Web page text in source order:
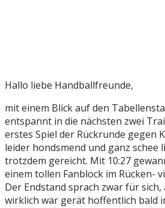
Hallo liebe Handballfreunde,
mit einem Blick auf den
entspannt in die nächsten zwei
erstes Spiel der Rückrunde gegen
leider hondsmend und ganz schee
trotzdem gereicht. Mit 10:27
einem tollen Fanblock im Rücken-
Der Endstand sprach zwar für sich,
wirklich war gerät hoffentlich bald